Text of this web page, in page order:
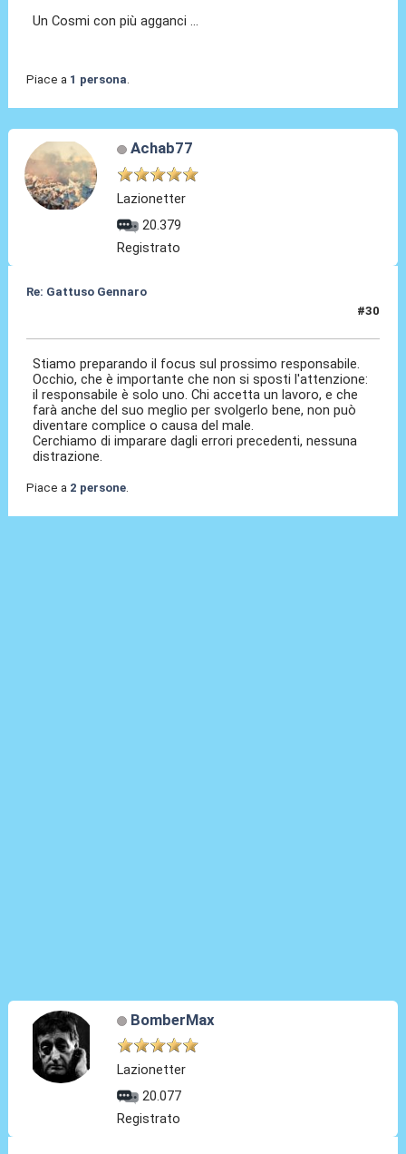
Un Cosmi con più agganci ...
Piace a 1 persona.
Achab77
Lazionetter
20.379
Registrato
Re: Gattuso Gennaro
#30
Stiamo preparando il focus sul prossimo responsabile.
Occhio, che è importante che non si sposti l'attenzione:
il responsabile è solo uno. Chi accetta un lavoro, e che
farà anche del suo meglio per svolgerlo bene, non può
diventare complice o causa del male.
Cerchiamo di imparare dagli errori precedenti, nessuna
distrazione.
Piace a 2 persone.
BomberMax
Lazionetter
20.077
Registrato